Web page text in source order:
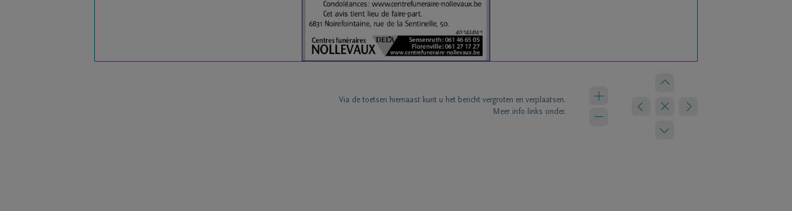
Via de toetsen hiernaast kunt u het bericht vergroten en verplaatsen.
Meer info links onder.